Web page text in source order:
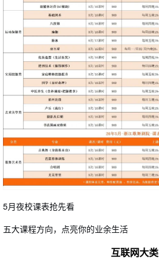
5月夜校课表抢先看
五大课程方向，点亮你的业余生活
互联网大类